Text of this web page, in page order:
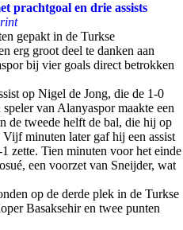
prachtgoal en drie assists
gepakt in de Turkse
erg groot deel te danken aan
bij vier goals direct betrokken
op Nigel de Jong, die de 1-0
van Alanyaspor maakte een
de tweede helft de bal, die hij op
minuten later gaf hij een assist
zette. Tien minuten voor het einde
een voorzet van Sneijder, wat
op de derde plek in de Turkse
Basaksehir en twee punten